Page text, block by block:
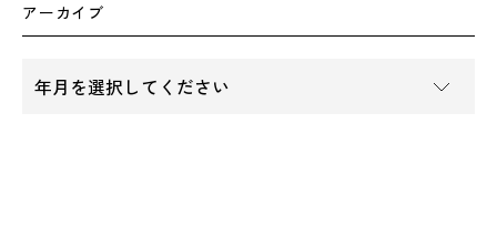
アーカイブ